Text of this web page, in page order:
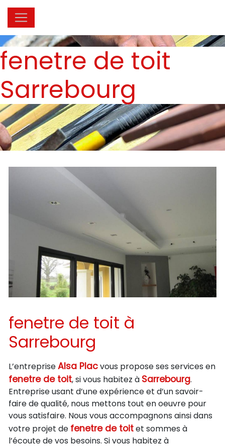
fenetre de toit
Sarrebourg
fenetre de toit à
Sarrebourg
L’entrepriseAlsa Placvous propose ses services en
fenetre de toit, si vous habitez à Sarrebourg.
Entreprise usant d’une expérience et d’un savoir-
faire de qualité, nous mettons tout en oeuvre pour
vous satisfaire. Nous vous accompagnons ainsi dans
votre projet de fenetre de toitet sommes à
l’écoute de vos besoins. Si vous habitez à
Panneau de gestion des cookies